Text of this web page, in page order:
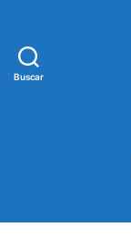
Buscar